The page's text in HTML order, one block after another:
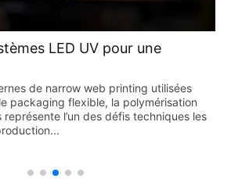
LED UV pour une
de narrow web printing utilisées
packaging flexible, la polymérisation
l’un des défis techniques les